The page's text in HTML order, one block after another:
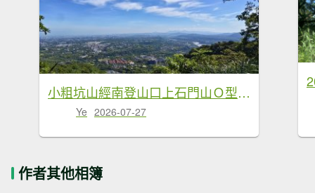
小粗坑山經南登山口上石門山Ｏ型-2026/07/18
Ye 2026-07-27
作者其他相簿